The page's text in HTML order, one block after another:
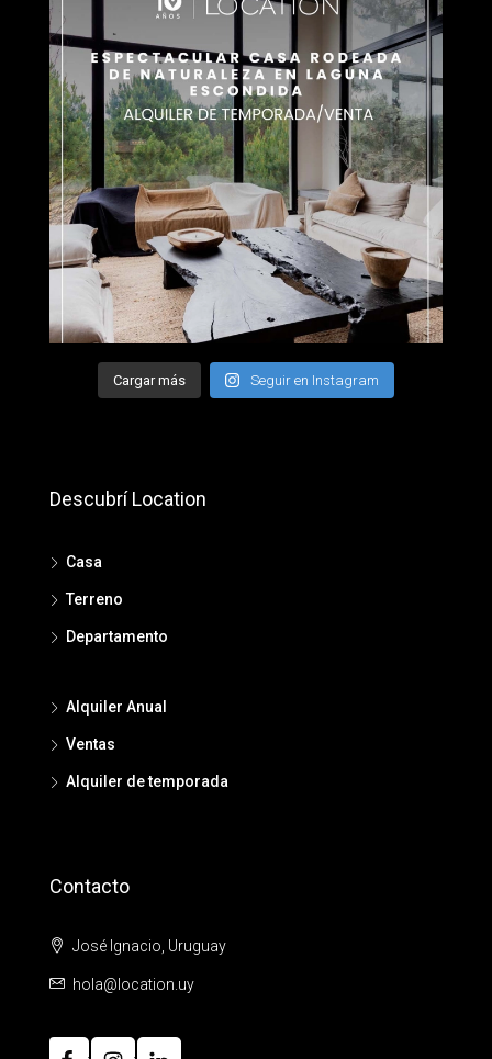
Cargar más Seguir en Instagram
Descubrí Location
Casa
Terreno
Departamento
Alquiler Anual
Ventas
Alquiler de temporada
Contacto
José Ignacio, Uruguay
hola@location.uy